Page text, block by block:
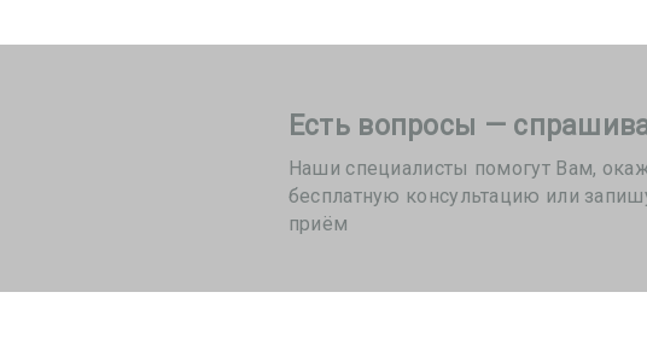
Есть вопросы —
Наши специалисты помогут Вам,
бесплатную консультацию или
приём